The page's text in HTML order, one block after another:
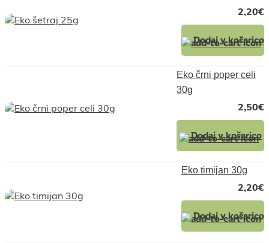
2,20€
Dodaj v košarico
Eko črni poper celi
30g
2,50€
Dodaj v košarico
Eko timijan 30g
2,20€
Dodaj v košarico